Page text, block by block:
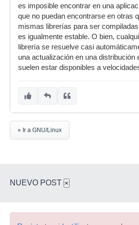
es imposible encontrar en una
que no puedan encontrarse en otras
mismas librerías para ser
es igualmente estable. O bien,
librería se resuelve casi
una actualización en una distribución
suelen estar disponibles a
« Ir a GNU/Linux
NUEVO POST ×